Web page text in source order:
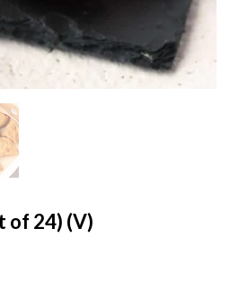
of 24) (V)